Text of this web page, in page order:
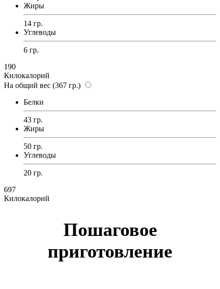
Жиры
14 гр.
Углеводы
6 гр.
190
Килокалорий
На общий вес (367 гр.)
Белки
43 гр.
Жиры
50 гр.
Углеводы
20 гр.
697
Килокалорий
Пошаговое
приготовление